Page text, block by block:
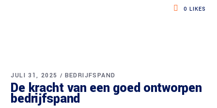
0 LIKES
JULI 31, 2025 BEDRIJFSPAND
De kracht van een goed ontworpen
bedrijfspand